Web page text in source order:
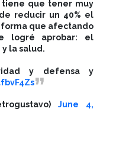
tiene que tener muy
reducir un 40% el
que afectando
logré aprobar: el
la salud.
y defensa y
June 4,